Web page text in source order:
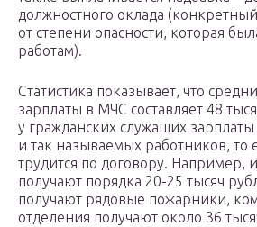
должностного оклада
от степени опасности, которая
работам).
Статистика показывает, что
зарплаты в МЧС составляет 48
у гражданских служащих зарплаты
и так называемых работников, то
трудится по договору. Например,
получают порядка 20-25 тысяч
получают рядовые пожарники,
отделения получают около 36